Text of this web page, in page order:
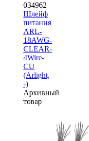
034962
Шлейф
питания
ARL-
18AWG-
CLEAR-
4Wire-
CU
(Arlight,
-)
Архивный
товар